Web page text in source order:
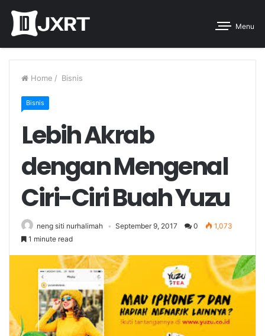
Menu
Home / Bisnis
Bisnis
Lebih Akrab
dengan Mengenal
Ciri-Ciri Buah Yuzu
neng siti nurhalimah September 9, 2017 0
1,073
1 minute read